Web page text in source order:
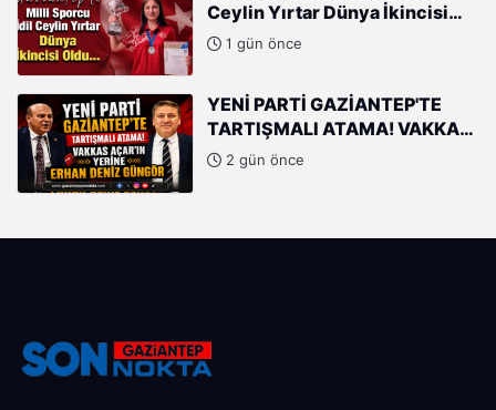
Ceylin Yırtar Dünya İkincisi
Oldu1 gün önce
YENİ PARTİ GAZİANTEP'TE
TARTIŞMALI ATAMA! VAKKAS
AÇAR'IN YERİNE ERHAN DENİZ
2 gün önce